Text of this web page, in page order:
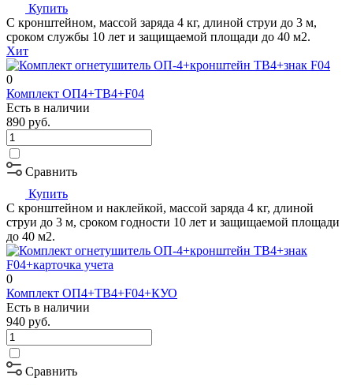
Купить
С кронштейном, массой заряда 4 кг, длиной струи до 3 м,
сроком службы 10 лет и защищаемой площади до 40 м2.
Хит
0
Комплект ОП4+ТВ4+F04
Есть в наличии
890 руб.
Сравнить
Купить
С кронштейном и наклейкой, массой заряда 4 кг, длиной
струи до 3 м, сроком годности 10 лет и защищаемой площади
до 40 м2.
0
Комплект ОП4+ТВ4+F04+КУО
Есть в наличии
940 руб.
Сравнить